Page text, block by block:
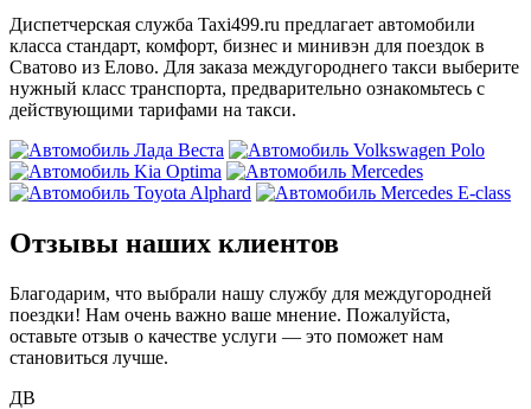
Диспетчерская служба Taxi499.ru предлагает автомобили
класса стандарт, комфорт, бизнес и минивэн для поездок в
Сватово из Елово. Для заказа междугороднего такси выберите
нужный класс транспорта, предварительно ознакомьтесь с
действующими тарифами на такси.
Отзывы наших клиентов
Благодарим, что выбрали нашу службу для междугородней
поездки! Нам очень важно ваше мнение. Пожалуйста,
оставьте отзыв о качестве услуги — это поможет нам
становиться лучше.
ДВ